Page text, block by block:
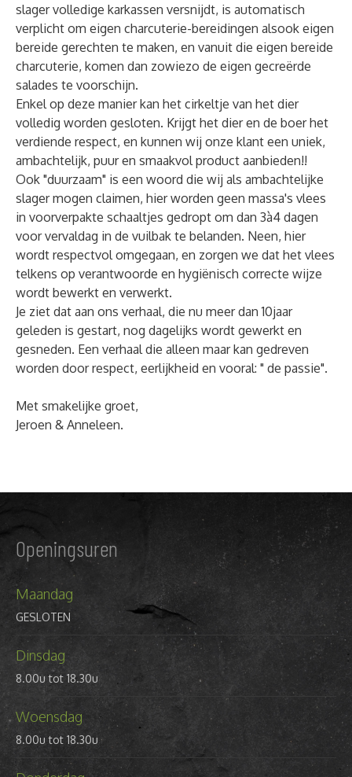
slager volledige karkassen versnijdt, is automatisch
verplicht om eigen charcuterie-bereidingen alsook eigen
bereide gerechten te maken, en vanuit die eigen bereide
charcuterie, komen dan zowiezo de eigen gecreërde
salades te voorschijn.
Enkel op deze manier kan het cirkeltje van het dier
volledig worden gesloten. Krijgt het dier en de boer het
verdiende respect, en kunnen wij onze klant een uniek,
ambachtelijk, puur en smaakvol product aanbieden!!
Ook "duurzaam" is een woord die wij als ambachtelijke
slager mogen claimen, hier worden geen massa's vlees
in voorverpakte schaaltjes gedropt om dan 3à4 dagen
voor vervaldag in de vuilbak te belanden. Neen, hier
wordt respectvol omgegaan, en zorgen we dat het vlees
telkens op verantwoorde en hygiënisch correcte wijze
wordt bewerkt en verwerkt.
Je ziet dat aan ons verhaal, die nu meer dan 10jaar
geleden is gestart, nog dagelijks wordt gewerkt en
gesneden. Een verhaal die alleen maar kan gedreven
worden door respect, eerlijkheid en vooral: " de passie".
Met smakelijke groet,
Jeroen & Anneleen.
Openingsuren
Maandag
GESLOTEN
Dinsdag
8.00u tot 18.30u
Woensdag
8.00u tot 18.30u